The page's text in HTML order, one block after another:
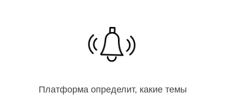
Платформа определит, какие темы